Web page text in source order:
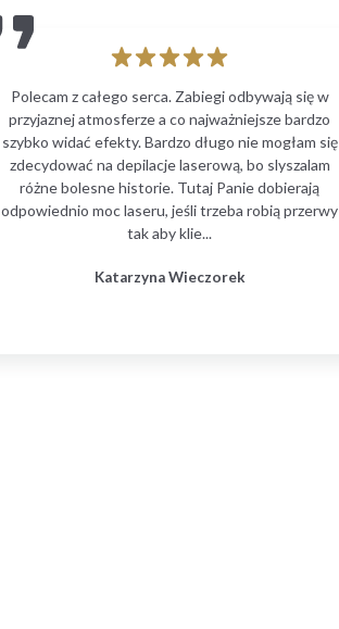
Polecam z całego serca. Zabiegi odbywają się w
przyjaznej atmosferze a co najważniejsze bardzo
szybko widać efekty. Bardzo długo nie mogłam się
zdecydować na depilacje laserową, bo slyszalam
różne bolesne historie. Tutaj Panie dobierają
odpowiednio moc laseru, jeśli trzeba robią przerwy
tak aby klie...
Katarzyna Wieczorek